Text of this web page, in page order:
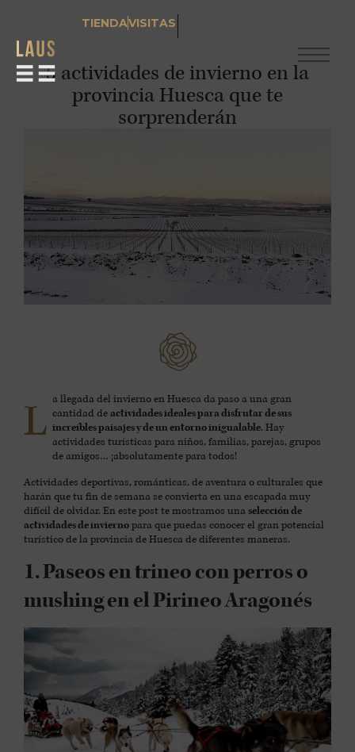
TIENDAVISITAS
5 actividades de invierno en la
provincia Huesca que te
sorprenderán
L a llegada del invierno en Huesca da paso a una gran
cantidad deactividades ideales para disfrutar de sus
increíbles paisajes y de un entorno inigualable. Hay
actividades turísticas para niños, familias, parejas, grupos
de amigos… ¡absolutamente para todos!
Actividades deportivas, románticas, de aventura o culturales que
harán que tu fin de semana se convierta en una escapada muy
difícil de olvidar. En este post te mostramos una selección de
actividades de inviernopara que puedas conocer el gran potencial
turístico de la provincia de Huesca de diferentes maneras.
1. Paseos en trineo con perros o
mushing en el Pirineo Aragonés